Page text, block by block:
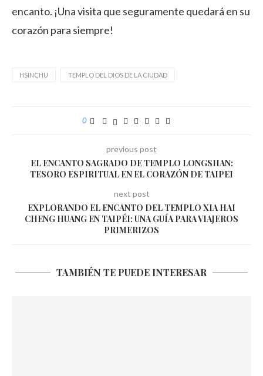
encanto. ¡Una visita que seguramente quedará en su
corazón para siempre!
HSINCHU TEMPLO DEL DIOS DE LA CIUDAD
0
previous post
EL ENCANTO SAGRADO DE TEMPLO LONGSHAN:
TESORO ESPIRITUAL EN EL CORAZÓN DE TAIPEI
next post
EXPLORANDO EL ENCANTO DEL TEMPLO XIA HAI
CHENG HUANG EN TAIPÉI: UNA GUÍA PARA VIAJEROS
PRIMERIZOS
TAMBIÉN TE PUEDE INTERESAR